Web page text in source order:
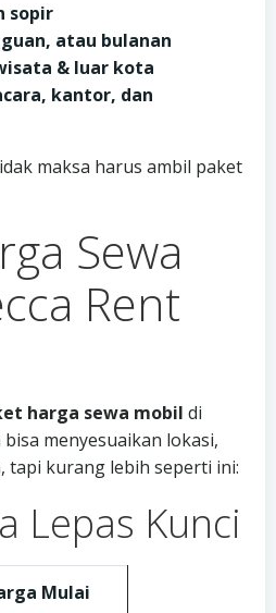
sopir
atau bulanan
& luar kota
kantor, dan
maksa harus ambil paket
Sewa
Rent
harga sewa mobil di
bisa menyesuaikan lokasi,
tapi kurang lebih seperti ini:
Lepas Kunci
Mulai